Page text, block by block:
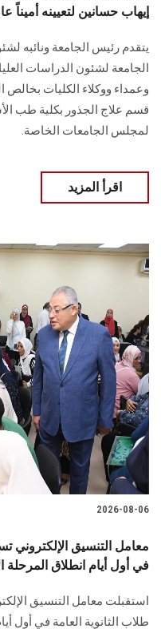
إيهاب حسانين لتعيينه
يتقدم رئيس الجامعة ونائبه
الجامعة لشئون الدراسات
وعمداء ووكلاء الكليات بخالص
قسم علاج الجذور بكلية طب
لمجلس الجامعات الخاصة.
اقرأ المزيد
2026-08-06
في أول أيام انطلاق المرحلة
طلاب الثانوية العامة في أول